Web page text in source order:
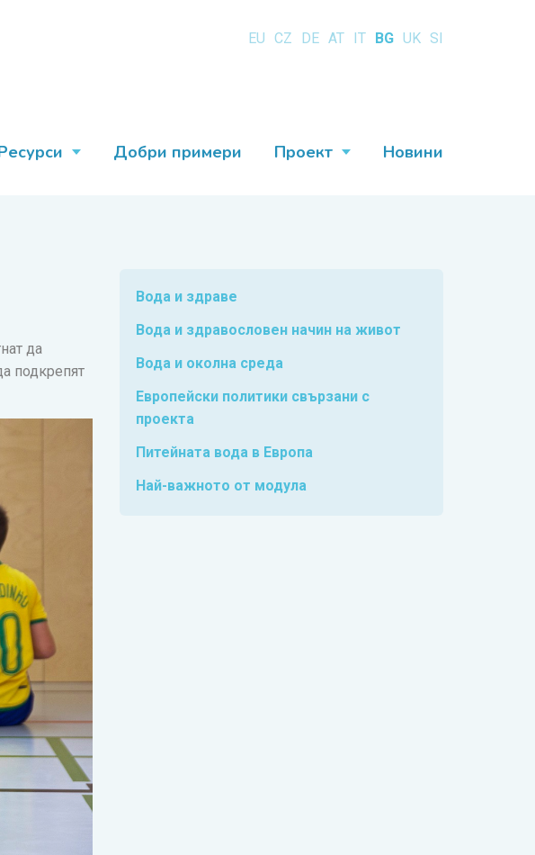
EU CZ DE AT IT BG UK SI
Добри примери Проект Новини
да
подкрепят
Вода и здраве
Вода и здравословен начин на живот
Вода и околна среда
Европейски политики свързани с
проекта
Питейната вода в Европа
Най-важното от модула